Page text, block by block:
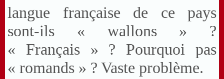
langue française de ce pays
sont-ils « wallons » ?
« Français » ? Pourquoi pas
« romands » ? Vaste problème.